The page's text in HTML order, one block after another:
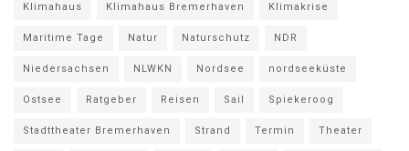
Klimahaus Klimahaus Bremerhaven Klimakrise
Maritime Tage Natur Naturschutz NDR
Niedersachsen NLWKN Nordsee nordseeküste
Ostsee Ratgeber Reisen Sail Spiekeroog
Stadttheater Bremerhaven Strand Termin Theater